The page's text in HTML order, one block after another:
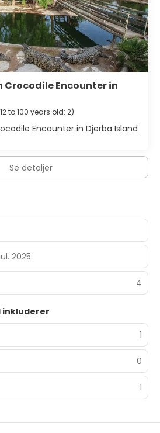
Encounter in
to 100 years old: 2)
Encounter in Djerba Island
Se detaljer
2025
4
inkluderer
1
0
1